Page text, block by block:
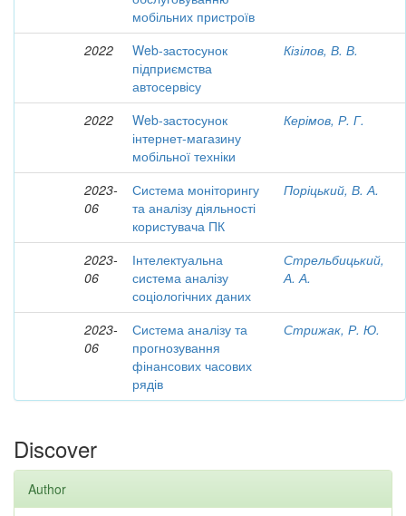
мобільних пристроїв
2022
Web-застосунок
підприємства
автосервісу
Кізілов, В. В.
2022
Web-застосунок
інтернет-магазину
мобільної техніки
Керімов, Р. Г.
2023-
06
Система моніторингу
та аналізу діяльності
користувача ПК
Поріцький, В. А.
2023-
06
Інтелектуальна
система аналізу
соціологічних даних
Стрельбицький,
А. А.
2023-
06
Система аналізу та
прогнозування
фінансових часових
рядів
Стрижак, Р. Ю.
Discover
Author